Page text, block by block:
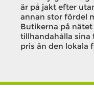
är på jakt efter
annan stor fördel
Butikerna på
tillhandahålla
pris än den lokala